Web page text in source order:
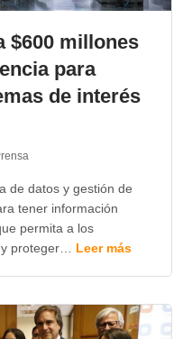
$600 millones
para
de interés
de datos y gestión de
tener información
permita a los
y proteger… Leer más